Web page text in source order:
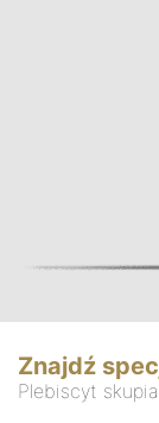
Znajdź
Plebiscyt